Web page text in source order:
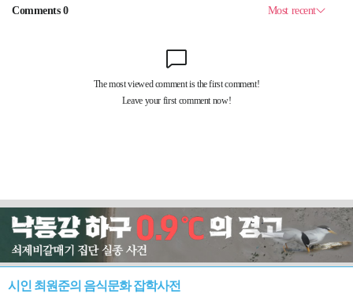
시인 최원준의 음식문화 잡학사전